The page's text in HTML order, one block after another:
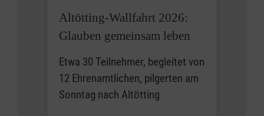
Altötting-Wallfahrt 2026:
Glauben gemeinsam leben
Etwa 30 Teilnehmer, begleitet von
12 Ehrenamtlichen, pilgerten am
Sonntag nach Altötting